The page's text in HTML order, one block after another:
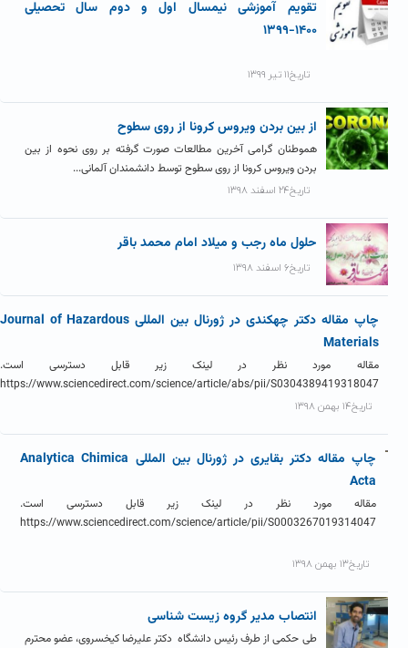
تقویم آموزشی نیمسال اول و دوم سال تحصیلی
۱۴۰۰-۱۳۹۹
تاریخ۱۱ تیر ۱۳۹۹
از بین بردن ویروس کرونا از روی سطوح
هموطنان گرامی آخرین مطالعات صورت گرفته بر روی نحوه از بین
بردن ویروس کرونا از روی سطوح توسط دانشمندان آلمانی...
تاریخ۲۴ اسفند ۱۳۹۸
حلول ماه رجب و میلاد امام محمد باقر
تاریخ۶ اسفند ۱۳۹۸
چاپ مقاله دکتر چهکندی در ژورنال بین المللی Journal of Hazardous
Materials
مقاله مورد نظر در لینک زیر قابل دسترسی است.
https://www.sciencedirect.com/science/article/abs/pii/S0304389419318047
تاریخ۱۴ بهمن ۱۳۹۸
چاپ مقاله دکتر بقایری در ژورنال بین المللی Analytica Chimica
Acta
مقاله مورد نظر در لینک زیر قابل دسترسی است.
https://www.sciencedirect.com/science/article/pii/S0003267019314047
تاریخ۱۳ بهمن ۱۳۹۸
انتصاب مدیر گروه زیست شناسی
طی حکمی از طرف رئیس دانشگاه دکتر علیرضا کیخسروی، عضو محترم